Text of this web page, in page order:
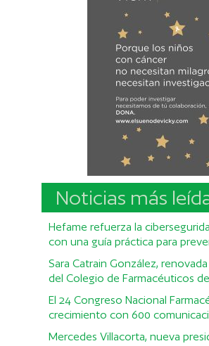
Noticias más
Hefame refuerza la
con una guía práctica para
Sara Catrain González,
del Colegio de Farmacéuticos
El 24 Congreso Nacional
crecimiento con 600
Mercedes Villacorta, nueva